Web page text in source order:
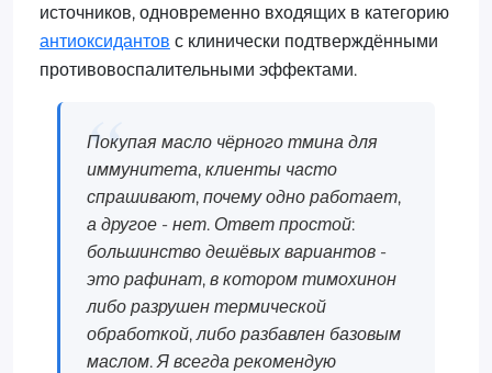
источников, одновременно входящих в категорию
антиоксидантов с клинически подтверждёнными
противовоспалительными эффектами.
Покупая масло чёрного тмина для
иммунитета, клиенты часто
спрашивают, почему одно работает,
а другое - нет. Ответ простой:
большинство дешёвых вариантов -
это рафинат, в котором тимохинон
либо разрушен термической
обработкой, либо разбавлен базовым
маслом. Я всегда рекомендую